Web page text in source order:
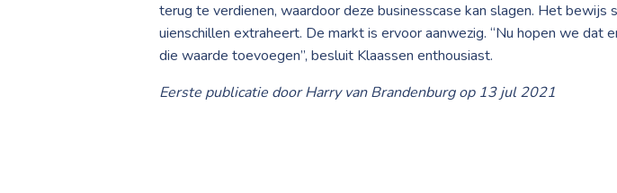
terug te verdienen, waardoor deze businesscase kan slagen. Het
uienschillen extraheert. De markt is ervoor aanwezig. “Nu hopen we
die waarde toevoegen”, besluit Klaassen enthousiast.
Eerste publicatie door Harry van Brandenburg op 13 jul 2021